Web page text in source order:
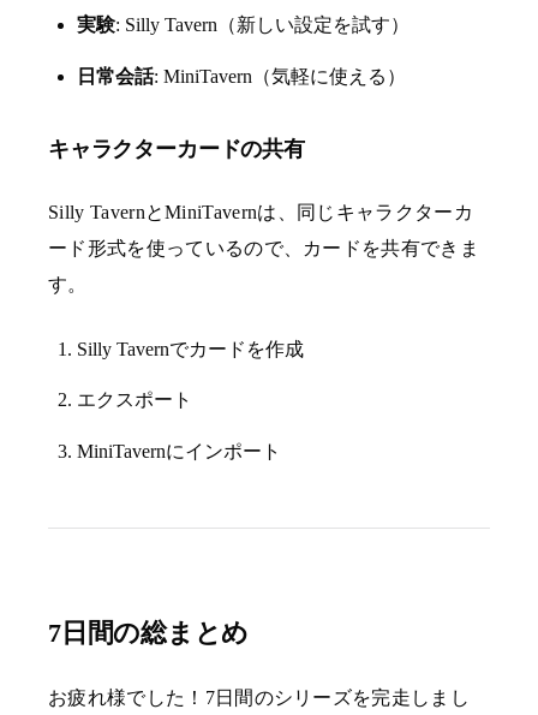
実験: Silly Tavern（新しい設定を試す）
日常会話: MiniTavern（気軽に使える）
キャラクターカードの共有
Silly TavernとMiniTavernは、同じキャラクターカ
ード形式を使っているので、カードを共有できま
す。
Silly Tavernでカードを作成
エクスポート
MiniTavernにインポート
7日間の総まとめ
お疲れ様でした！7日間のシリーズを完走しまし